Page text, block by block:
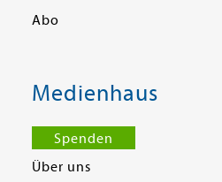
Abo
Medienhaus
Spenden
Über uns